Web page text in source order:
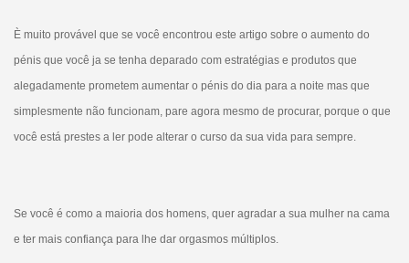
È muito provável que se você encontrou este artigo sobre o aumento do
pénis que você ja se tenha deparado com estratégias e produtos que
alegadamente prometem aumentar o pénis do dia para a noite mas que
simplesmente não funcionam, pare agora mesmo de procurar, porque o que
você está prestes a ler pode alterar o curso da sua vida para sempre.
Se você é como a maioria dos homens, quer agradar a sua mulher na cama
e ter mais confiança para lhe dar orgasmos múltiplos.